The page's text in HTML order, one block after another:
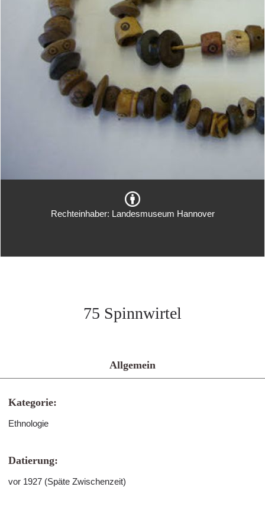
Rechteinhaber: Landesmuseum Hannover
75 Spinnwirtel
Allgemein
Kategorie:
Ethnologie
Datierung:
vor 1927 (Späte Zwischenzeit)